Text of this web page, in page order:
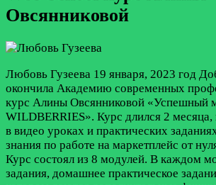
Овсянниковой
Любовь Гузеева 19 января, 2023 год
окончила Академию современных
курс Алины Овсянниковой «Успешный
WILDBERRIES». Курс длился 2
в видео уроках и практических
знания по работе на маркетплейс от
Курс состоял из 8 модулей. В каждом
задания, домашнее практическое